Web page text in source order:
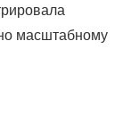
масштабному